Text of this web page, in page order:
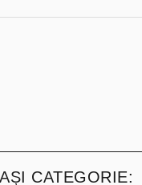
CATEGORIE: